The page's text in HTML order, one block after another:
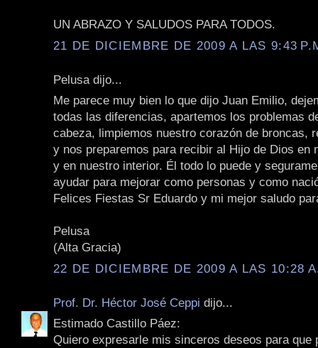
UN ABRAZO Y SALUDOS PARA TODOS.
21 DE DICIEMBRE DE 2009 A LAS 9:43
Pelusa dijo...
Me parece muy bien lo que dijo Juan Emilio,
todas las diferencias, apartemos los problemas
cabeza, limpiemos nuestro corazón de broncas,
y nos preparemos para recibir al Hijo de Dios en
y en nuestro interior. Él todo lo puede y
ayudar para mejorar como personas y como
Felices Fiestas Sr Eduardo y mi mejor saludo
Pelusa
(Alta Gracia)
22 DE DICIEMBRE DE 2009 A LAS 10:28
Prof. Dr. Héctor José Ceppi dijo...
Estimado Castillo Páez:
Quiero expresarle mis sinceros deseos para que